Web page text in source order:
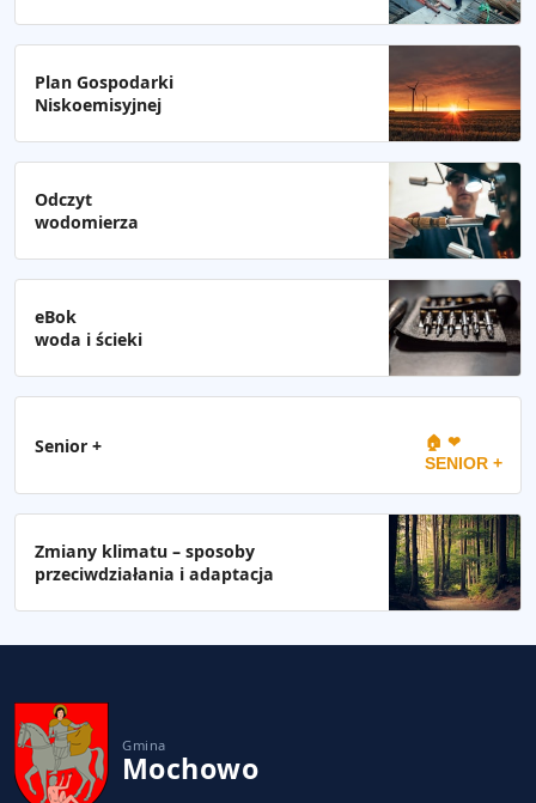
Plan Gospodarki
Niskoemisyjnej
Odczyt
wodomierza
eBok
woda i ścieki
Senior + 🏠 ❤
SENIOR +
Zmiany klimatu – sposoby
przeciwdziałania i adaptacja
Gmina
Mochowo